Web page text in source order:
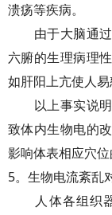
溃疡等疾病。
由于大脑通过
六腑的生理病理
如肝阳上亢使人易
以上事实说明
致体内生物电的
影响体表相应穴位
5。生物电流紊乱
人体各组织器